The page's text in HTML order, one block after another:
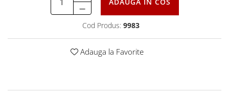
ADAUGA IN COS
Cod Produs: 9983
Adauga la Favorite